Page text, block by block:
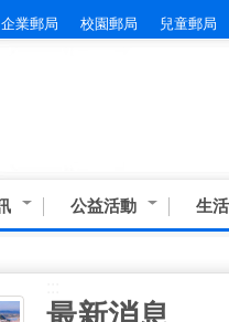
企業郵局 校園郵局 兒童郵局
公益活動 生